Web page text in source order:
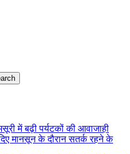
में बढ़ी पर्यटकों की आवाजाही
मानसून के दौरान सतर्क रहने के